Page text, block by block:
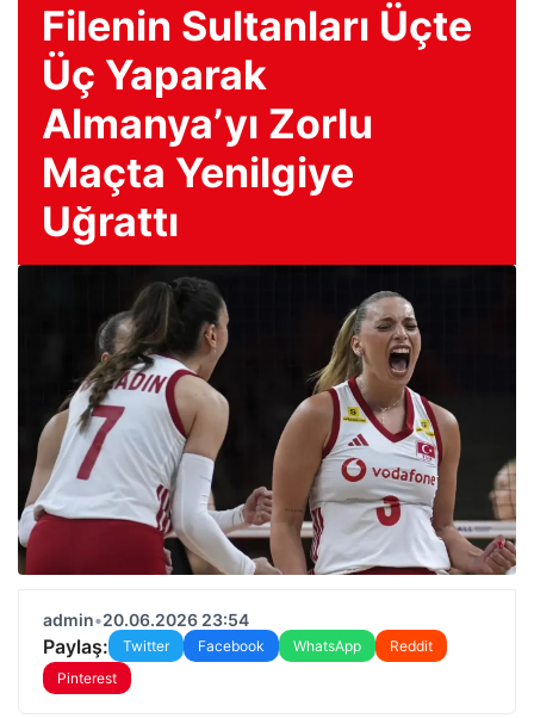
Filenin Sultanları Üçte
Üç Yaparak
Almanya’yı Zorlu
Maçta Yenilgiye
Uğrattı
admin•20.06.2026 23:54
Paylaş: Twitter Facebook WhatsApp
Reddit
Pinterest